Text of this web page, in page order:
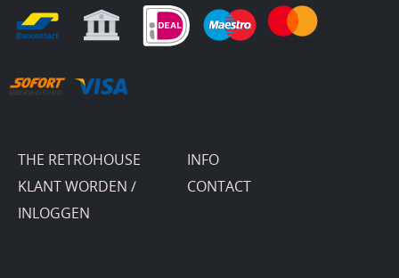
THE RETROHOUSE
INFO
KLANT WORDEN /
INLOGGEN
CONTACT